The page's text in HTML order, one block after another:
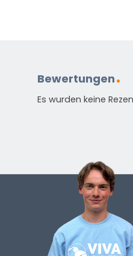
Frage
Sie
(erforderlich)
Bewertungen
Es wurden keine